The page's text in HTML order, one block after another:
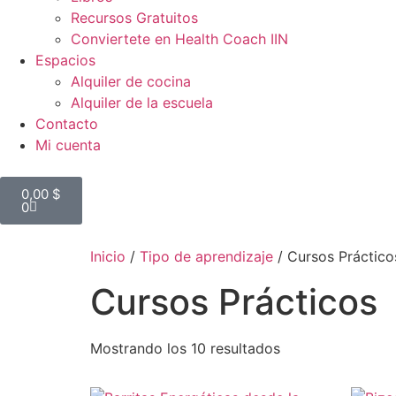
Recursos Gratuitos
Conviertete en Health Coach IIN
Espacios
Alquiler de cocina
Alquiler de la escuela
Contacto
Mi cuenta
0,00 $
0
Inicio / Tipo de aprendizaje / Cursos
Cursos Prácticos
Mostrando los 10 resultados